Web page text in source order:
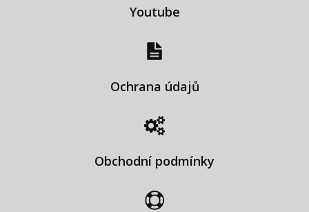
Youtube
Ochrana údajů
Obchodní podmínky